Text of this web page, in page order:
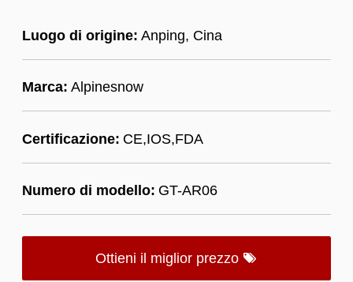
Luogo di origine: Anping, Cina
Marca: Alpinesnow
Certificazione: CE,IOS,FDA
Numero di modello: GT-AR06
Ottieni il miglior prezzo